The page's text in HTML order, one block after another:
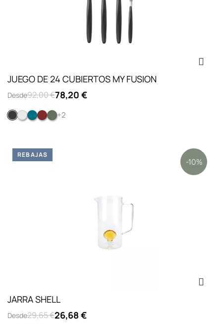
JUEGO DE 24 CUBIERTOS MY FUSION
Desde92,00 €78,20 €
NegroBlanco
AzulRojoVerde
+2
JARRA SHELL
Desde29,65 €26,68 €
-10%
REBAJAS